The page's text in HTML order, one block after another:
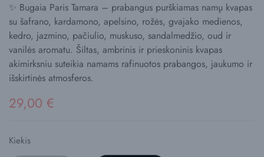
✨ Bugaia Paris Tamara – prabangus purškiamas namų kvapas
su šafrano, kardamono, apelsino, rožės, gvajako medienos,
kedro, jazmino, pačiulio, muskuso, sandalmedžio, oud ir
vanilės aromatu. Šiltas, ambrinis ir prieskoninis kvapas
akimirksniu suteikia namams rafinuotos prabangos, jaukumo ir
išskirtinės atmosferos.
29,00 €
Kiekis